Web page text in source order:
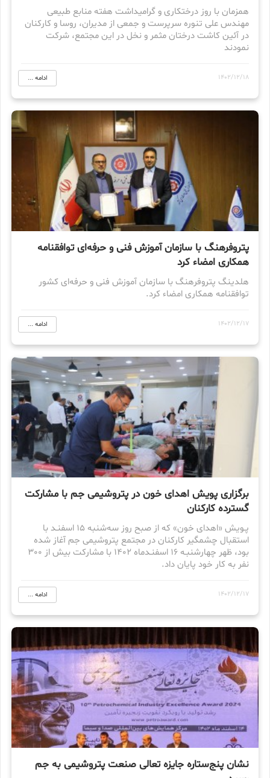
همزمان با روز درختکاری و گرامیداشت هفته منابع طبیعی
مهندس علی تنوره سرپرست و جمعی از مدیران، روسا و کارکنان
در آئین کاشت درختان مثمر و نخل در این مجتمع، شرکت
نمودند
1402/12/18 ادامه ...
پتروفرهنگ با سازمان آموزش فنی و حرفه‌ای توافقنامه
همکاری امضاء کرد
هلدینگ پتروفرهنگ با سازمان آموزش فنی و حرفه‌ای کشور
توافقنامه همکاری امضاء کرد.
1402/12/17 ادامه ...
برگزاری پویش اهدای خون در پتروشیمی جم با مشارکت
گسترده کارکنان
پـویش «اهدای خون» که از صبح روز سه‌شنبه ١٥ اسفنـد با
استقبال چشمگیر کارکنان در مجتمع پتروشیمی جم آغاز شده
بود، ظهر چهارشنبـه ١٦ اسفنـدماه 1402 با مشارکت بیش از 300
نفر به کار خود پایان داد.
1402/12/17 ادامه ...
نشان پنج‌ستاره جایزه تعالی صنعت پتروشیمی به جم